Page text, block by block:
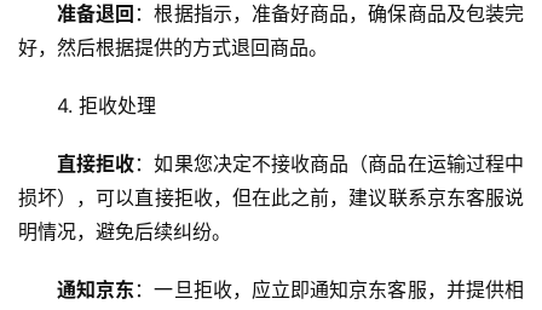
云
虚
拟
准备退回 ：根据指示，准备好商品，确保商品及包装完
好，然后根据提供的方式退回商品。
4. 拒收处理
直接拒收：如果您决定不接收商品（商品在运输过程中
损坏），可以直接拒收，但在此之前，建议联系京东客服说
明情况，避免后续纠纷。
通知京东 ：一旦拒收，应立即通知京东客服，并提供相